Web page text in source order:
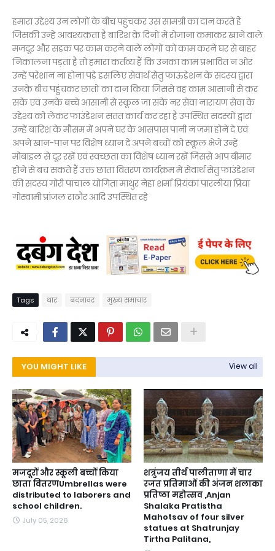
हमारा उद्देश्य उन लोगों के बीच पहुंचकर उस सामग्री का दान करते हैं
जिसकी उन्हें आवश्यकता है बारिश के दिनों में रोजाना कमाकर खाने वाले
मजदूर और सड़क पर काम करने वाले लोगों को काम करने घर से बाहर
निकालना पड़ता है तो हमारा कर्तव्य हैं कि उनका काम प्रभावित न ओर
उन्हें परेशान ना होना पड़े इसलिए सेवार्थ सेतु फाऊंडेशन के सदस्य द्वारा
उनके बीच पहुंचकर छातों का दान किया जिससे वह काम आसानी से कर
सके एवं उनके बच्चे आसानी से स्कूल जा सके नर सेवा नारायण सेवा के
उद्देश्य को लेकर फाउंडेशन सतत कार्य कर रहा है उपस्थित सदस्यों द्वारा
उन्हें बारिश के मौसम में अपने घर के आसपास पानी न जमा होने दे एवं
अपने खान-पान पर विशेष ध्यान दें अपने बच्चों को स्कूल भेजें उन्हें
मोबाइल से दूर रखें एवं स्वच्छता का विशेष ध्यान रखें जिससे आप बीमार
होने से बच सकते हैं उक्त छाता वितरण कार्यक्रम में सेवार्थ सेतु फाउंडेशन
की सदस्य गोरी पांचाल योगिता माथुर नेहा शर्मा प्रियंका पारलीया प्रिया
गोस्वामी प्रांजल राठौर आदि उपस्थित रहे
Tags धार बदनावर मुख्य समाचार
YOU MIGHT LIKE View all
मजदूरों और स्कूली बच्चों किया
छाता वितरणUmbrellas were
distributed to laborers and
school children.
July 05, 2026
शत्रुंजय तीर्थ पालीताणा में चार
रजत प्रतिमाओं की अंजन शलाका
प्रतिष्ठा महोत्सव ,Anjan
Shalaka Pratistha
Mahotsav of four silver
statues at Shatrunjay
Tirtha Palitana,